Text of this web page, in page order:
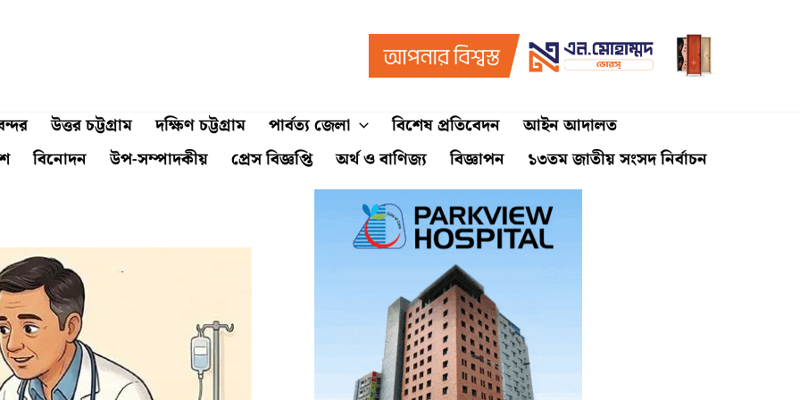
উত্তর চট্টগ্রাম দক্ষিণ চট্টগ্রাম পার্বত্য জেলা বিশেষ প্রতিবেদন
আইন আদালত
বিনোদন উপ-সম্পাদকীয় প্রেস বিজ্ঞপ্তি অর্থ ও বাণিজ্য বিজ্ঞাপন ১৩তম জাতীয় সংসদ নির্বাচন